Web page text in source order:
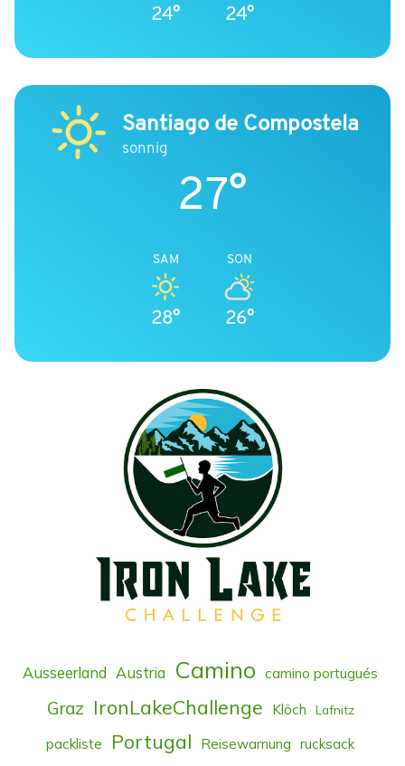
24° 24°
Santiago de Compostela
sonnig
27°
SAM
28°
SON
26°
Ausseerland Austria Camino camino portugués
Graz IronLakeChallenge Klöch Lafnitz
packliste Portugal Reisewarnung rucksack